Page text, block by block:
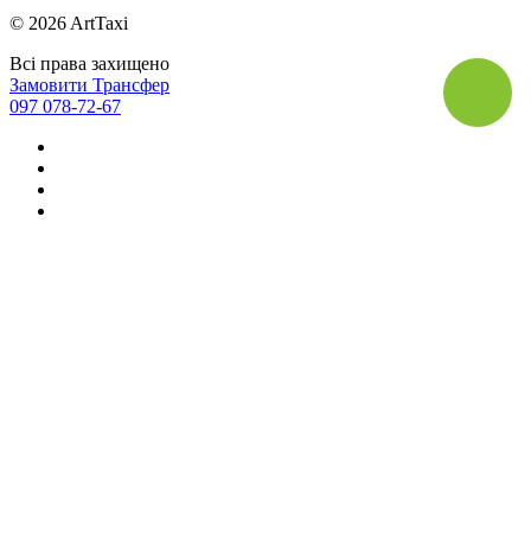
© 2026 ArtTaxi
Всі права захищено
Замовити Трансфер
097 078-72-67